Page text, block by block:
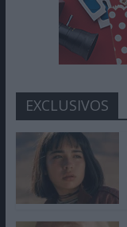
EXCLUSIVOS